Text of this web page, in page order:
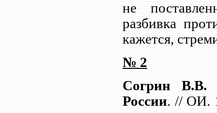
не
разбивка
кажется,
№ 2
Согрин В.В.
России. // ОИ.